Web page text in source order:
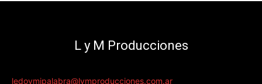
L y M Producciones
ledoymipalabra@lymproducciones.com.ar